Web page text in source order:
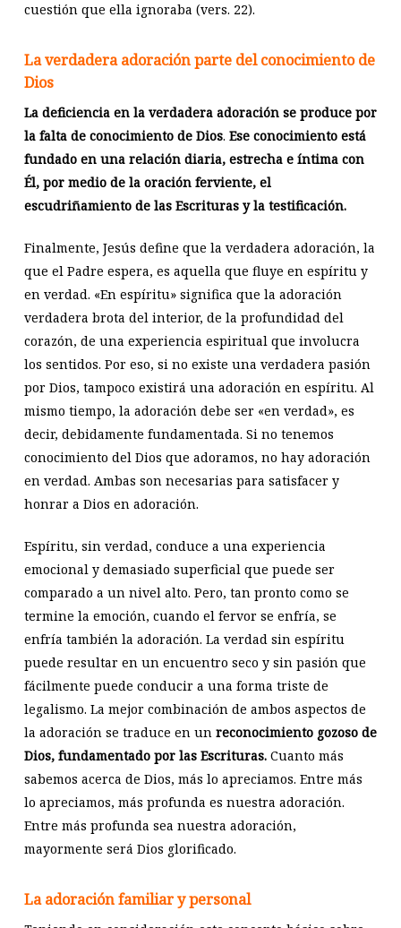
cuestión que ella ignoraba (vers. 22).
La verdadera adoración parte del conocimiento de
Dios
La deficiencia en la verdadera adoración se produce por
la falta de conocimiento de Dios. Ese conocimiento está
fundado en una relación diaria, estrecha e íntima con
Él, por medio de la oración ferviente, el
escudriñamiento de las Escrituras y la testificación.
Finalmente, Jesús define que la verdadera adoración, la
que el Padre espera, es aquella que fluye en espíritu y
en verdad. «En espíritu» significa que la adoración
verdadera brota del interior, de la profundidad del
corazón, de una experiencia espiritual que involucra
los sentidos. Por eso, si no existe una verdadera pasión
por Dios, tampoco existirá una adoración en espíritu. Al
mismo tiempo, la adoración debe ser «en verdad», es
decir, debidamente fundamentada. Si no tenemos
conocimiento del Dios que adoramos, no hay adoración
en verdad. Ambas son necesarias para satisfacer y
honrar a Dios en adoración.
Espíritu, sin verdad, conduce a una experiencia
emocional y demasiado superficial que puede ser
comparado a un nivel alto. Pero, tan pronto como se
termine la emoción, cuando el fervor se enfría, se
enfría también la adoración. La verdad sin espíritu
puede resultar en un encuentro seco y sin pasión que
fácilmente puede conducir a una forma triste de
legalismo. La mejor combinación de ambos aspectos de
la adoración se traduce en un reconocimiento gozoso de
Dios, fundamentado por las Escrituras.Cuanto más
sabemos acerca de Dios, más lo apreciamos. Entre más
lo apreciamos, más profunda es nuestra adoración.
Entre más profunda sea nuestra adoración,
mayormente será Dios glorificado.
La adoración familiar y personal